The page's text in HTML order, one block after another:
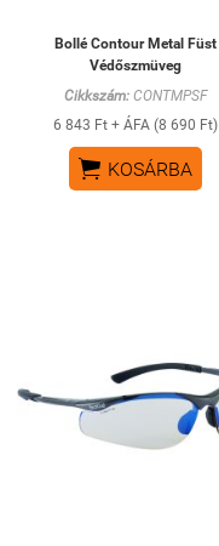
Bollé Contour Metal Füst
Védőszmüveg
Cikkszám:CONTMPSF
6 843 Ft + ÁFA (8 690 Ft)
 KOSÁRBA